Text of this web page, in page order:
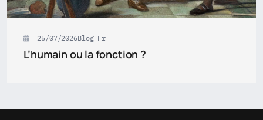
25/07/2026Blog Fr
L’humain ou la fonction ?